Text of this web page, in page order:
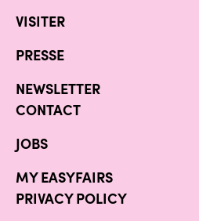
VISITER
PRESSE
NEWSLETTER
CONTACT
JOBS
MY EASYFAIRS
PRIVACY POLICY